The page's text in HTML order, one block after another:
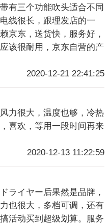
有三个功能吹头适合不同
线很长，跟理发店的一
京东，送货快，服务好，
该很耐用，京东自营的产
2020-12-21 22:41:25
力很大，温度也够，冷热
喜欢，等用一段时间再来
2020-12-13 11:22:59
ライヤー后果然是品牌，
也很大，多档可调，还有
活动买到超级划算。服务